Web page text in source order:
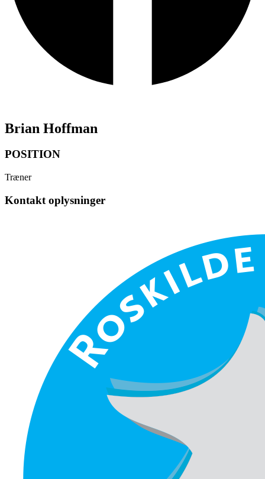
Brian Hoffman
POSITION
Træner
Kontakt oplysninger